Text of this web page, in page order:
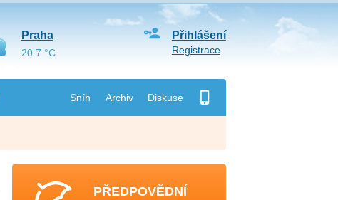
Sníh Archiv Diskuse
Přihlášení
Registrace
Praha
20.7 °C
PŘEDPOVĚDNÍ